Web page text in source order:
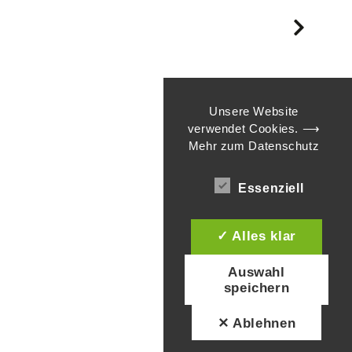
Unsere Website
verwendet Cookies. ⟶
Mehr zum Datenschutz
Essenziell
✓ Alles klar
Auswahl
speichern
✕ Ablehnen